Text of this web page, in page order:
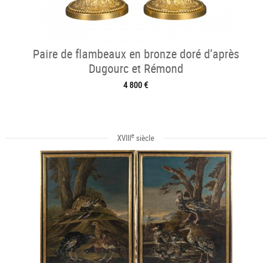
Paire de flambeaux en bronze doré d’après
Dugourc et Rémond
4 800 €
XVIIIe siècle